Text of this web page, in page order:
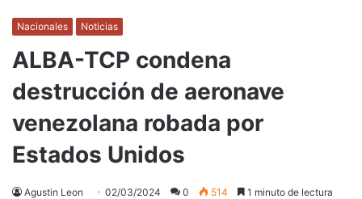
Nacionales Noticias
ALBA-TCP condena
destrucción de aeronave
venezolana robada por
Estados Unidos
Agustin Leon 02/03/2024 0 514 1 minuto de lectura